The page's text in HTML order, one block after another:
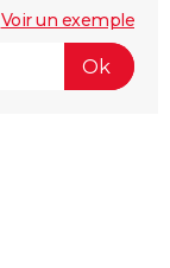
Voir un exemple